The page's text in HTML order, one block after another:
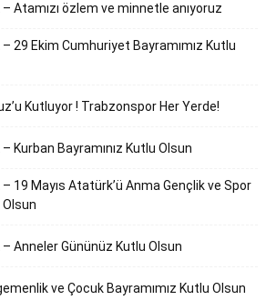
Atamızı özlem ve minnetle anıyoruz
29 Ekim Cumhuriyet Bayramımız Kutlu
Kutluyor ! Trabzonspor Her Yerde!
Kurban Bayramınız Kutlu Olsun
19 Mayıs Atatürk’ü Anma Gençlik ve Spor
Olsun
Anneler Gününüz Kutlu Olsun
ve Çocuk Bayramımız Kutlu Olsun